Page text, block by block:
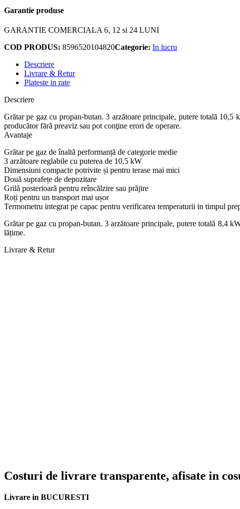
Garantie produse
GARANTIE COMERCIALA 6, 12 si 24 LUNI
COD PRODUS: 8596520104820Categorie: In lucru
Descriere
Livrare & Retur
Plateste in rate
Descriere
Grătar pe gaz cu propan-butan. 3 arzătoare principale, putere totală
producător fără preaviz sau pot conţine erori de operare.
Avantaje
Grătar pe gaz de înaltă performanță de categorie medie
3 arzătoare reglabile cu puterea de 10,5 kW
Dimensiuni compacte potrivite și pentru terase mai mici
Două suprafețe de depozitare
Grilă posterioară pentru reîncălzire sau prăjire
Roți pentru un transport mai ușor
Termometru integrat pe capac pentru verificarea temperaturii in timpul
Grătar pe gaz cu propan-butan. 3 arzătoare principale, putere totală 8,4
lățime.
Livrare & Retur
Costuri de livrare transparente, afisate in
Livrare in BUCURESTI